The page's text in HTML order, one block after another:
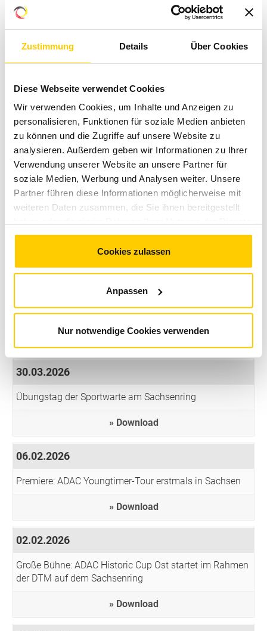
Zustimmung Details Über Cookies
Diese Webseite verwendet Cookies
Wir verwenden Cookies, um Inhalte und Anzeigen zu
personalisieren, Funktionen für soziale Medien anbieten
zu können und die Zugriffe auf unsere Website zu
analysieren. Außerdem geben wir Informationen zu Ihrer
Verwendung unserer Website an unsere Partner für
soziale Medien, Werbung und Analysen weiter. Unsere
Partner führen diese Informationen möglicherweise mit
weiteren Daten zusammen, die Sie ihnen bereitgestellt
gesammelt haben. Sie geben Einwilligung zu unseren
Cookies, wenn Sie unsere Webseite weiterhin nutzen.
Cookies zulassen
Anpassen
Nur notwendige Cookies verwenden
11.05.2026
Gelungener sächsischer Sachsenring-Auftakt
09.05.2026
Der Sachsenring schreibt Geschichte
Download
04.05.2026
08.04.2026
Offiziell: Fankultur am Sachsenring ist sächsisches
Kulturerbe
Download
30.03.2026
Übungstag der Sportwarte am Sachsenring
Download
06.02.2026
Premiere: ADAC Youngtimer-Tour erstmals in Sachsen
Download
02.02.2026
Große Bühne: ADAC Historic Cup Ost startet im Rahmen
der DTM auf dem Sachsenring
Download